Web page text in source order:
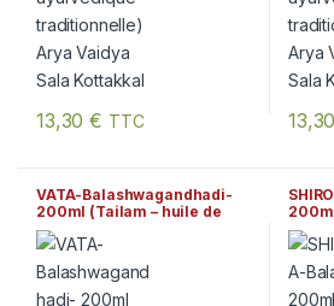
13,30€ TTC
VATA-Balashwagandhadi-
200ml (Tailam – huile de
massage ayurvédique) Arya
Vaidya Sala Kottakkal